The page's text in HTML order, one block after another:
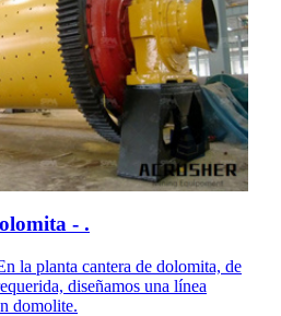
- .
la planta cantera de dolomita, de
diseñamos una línea
domolite.